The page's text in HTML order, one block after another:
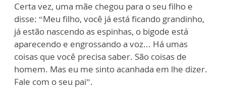
Certa vez, uma mãe chegou para o seu filho e
disse: “Meu filho, você já está ficando grandinho,
já estão nascendo as espinhas, o bigode está
aparecendo e engrossando a voz... Há umas
coisas que você precisa saber. São coisas de
homem. Mas eu me sinto acanhada em lhe dizer.
Fale com o seu pai”.